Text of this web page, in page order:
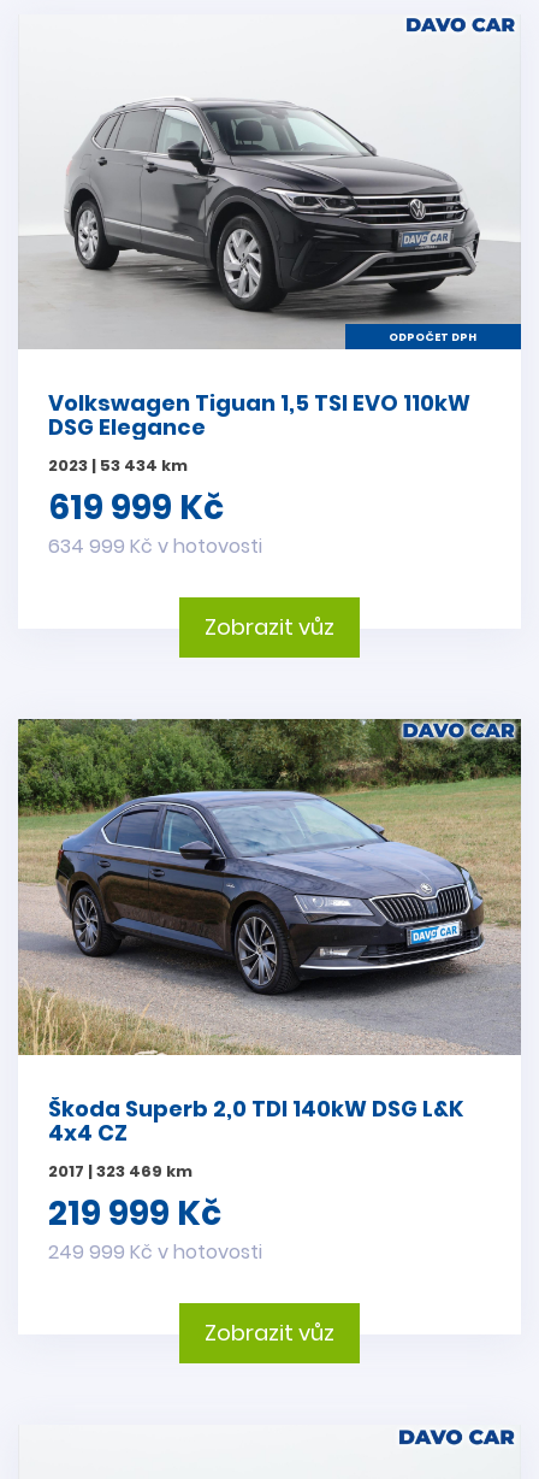
ODPOČET DPH
Volkswagen Tiguan 1,5 TSI EVO 110kW
DSG Elegance
2023 | 53 434 km
619 999 Kč
634 999 Kč v hotovosti
Zobrazit vůz
Škoda Superb 2,0 TDI 140kW DSG L&K
4x4 CZ
2017 | 323 469 km
219 999 Kč
249 999 Kč v hotovosti
Zobrazit vůz